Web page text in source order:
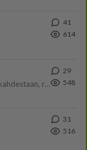
41
614
Yhtä paljon, kuin minä sinusta? Haaveissa ollaan kahdestaan, rauhassa ja lähennytään fyysisesti ja tutustutaan syvemmin
29
548
31
516